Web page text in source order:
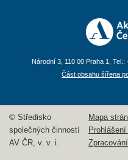
Národní 3, 110 00 Praha 1, Tel.:
Část obsahu šířena
© Středisko
společných činností
AV ČR, v. v. i.
Mapa